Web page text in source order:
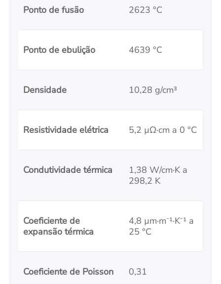
Ponto de fusão 2623 °C
Ponto de ebulição 4639 °C
Densidade 10,28 g/cm³
Resistividade elétrica 5,2 µΩ·cm a 0 °C
Condutividade térmica
1,38 W/cm·K a
298,2 K
Coeficiente de
expansão térmica
4,8 µm·m⁻¹·K⁻¹ a
25 °C
Coeficiente de Poisson 0,31